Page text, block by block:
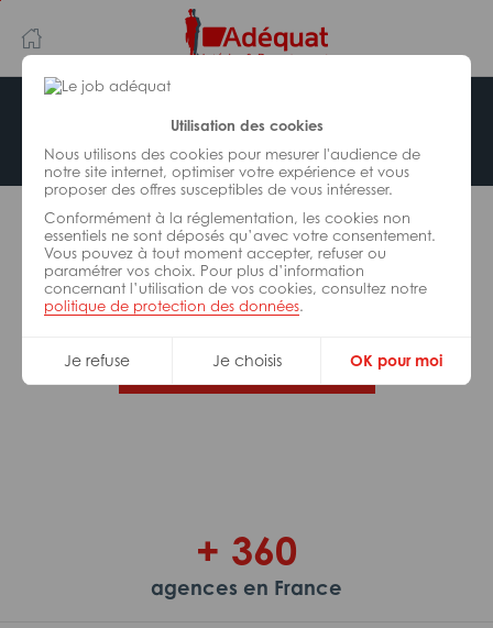
Utilisation des cookies
Nous utilisons des cookies pour mesurer l'audience de
notre site internet, optimiser votre expérience et vous
proposer des offres susceptibles de vous intéresser.
Conformément à la réglementation, les cookies non
essentiels ne sont déposés qu’avec votre consentement.
Vous pouvez à tout moment accepter, refuser ou
paramétrer vos choix. Pour plus d’information
concernant l’utilisation de vos cookies, consultez notre
politique de protection des données.
Je refuse Je choisis OK pour moi
au
contenu
principal
navigation
Offre indisponible
L’offre d’emploi que vous tentez de consulter n’est
plus disponible.
De nombreuses autres missions peuvent vous
correspondre, consultez toutes nos offres.
Trouvez votre job Adéquat !
+ 360
agences en France